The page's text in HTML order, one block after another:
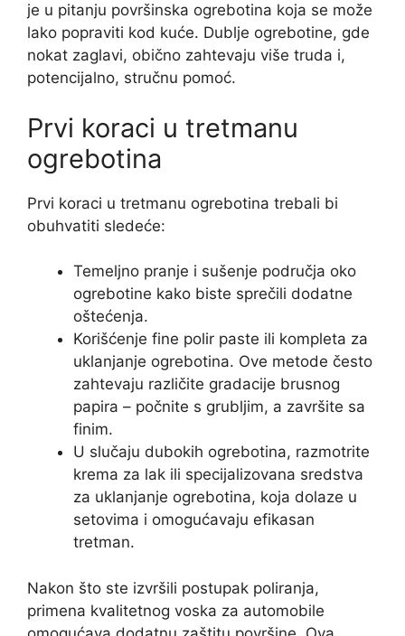
je u pitanju površinska ogrebotina koja se može
lako popraviti kod kuće. Dublje ogrebotine, gde
nokat zaglavi, obično zahtevaju više truda i,
potencijalno, stručnu pomoć.
Prvi koraci u tretmanu
ogrebotina
Prvi koraci u tretmanu ogrebotina trebali bi
obuhvatiti sledeće:
Temeljno pranje i sušenje područja oko
ogrebotine kako biste sprečili dodatne
oštećenja.
Korišćenje fine polir paste ili kompleta za
uklanjanje ogrebotina. Ove metode često
zahtevaju različite gradacije brusnog
papira – počnite s grubljim, a završite sa
finim.
U slučaju dubokih ogrebotina, razmotrite
krema za lak ili specijalizovana sredstva
za uklanjanje ogrebotina, koja dolaze u
setovima i omogućavaju efikasan
tretman.
Nakon što ste izvršili postupak poliranja,
primena kvalitetnog voska za automobile